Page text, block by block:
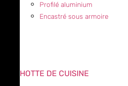
Profilé aluminium
Encastré sous armoire
HOTTE DE CUISINE